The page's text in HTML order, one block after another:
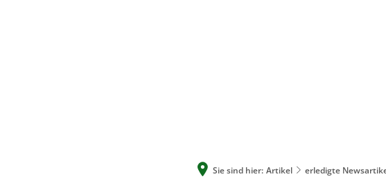
Sie sind hier: Artikel erledigte